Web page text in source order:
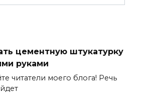
цементную штукатурку
руками
читатели моего блога! Речь